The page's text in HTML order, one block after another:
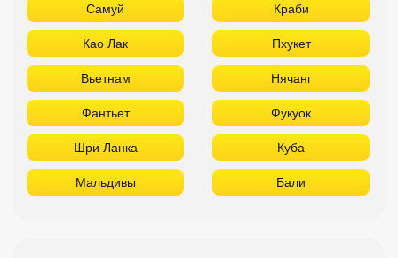
Самуй Краби
Као Лак Пхукет
Вьетнам Нячанг
Фантьет Фукуок
Шри Ланка Куба
Мальдивы Бали